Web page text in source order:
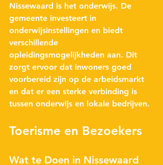
Nissewaard is het onderwijs. De
gemeente investeert in
onderwijsinstellingen en biedt
verschillende
opleidingsmogelijkheden aan. Dit
zorgt ervoor dat inwoners goed
voorbereid zijn op de arbeidsmarkt
en dat er een sterke verbinding is
tussen onderwijs en lokale bedrijven.
Toerisme en Bezoekers
Wat te Doen in Nissewaard